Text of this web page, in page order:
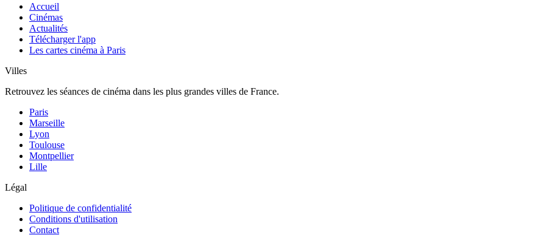
Accueil
Cinémas
Actualités
Télécharger l'app
Les cartes cinéma à Paris
Villes
Retrouvez les séances de cinéma dans les plus grandes villes de France.
Paris
Marseille
Lyon
Toulouse
Montpellier
Lille
Légal
Politique de confidentialité
Conditions d'utilisation
Contact